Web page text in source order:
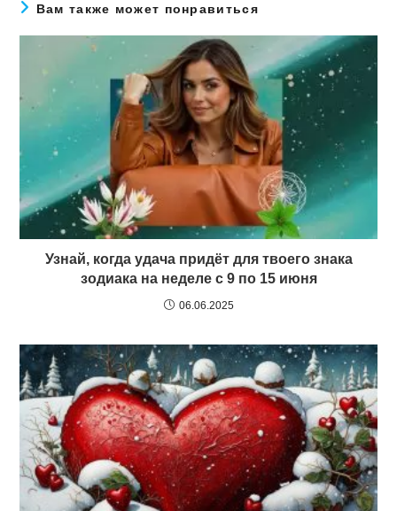
Вам также может понравиться
Узнай, когда удача придёт для твоего знака
зодиака на неделе с 9 по 15 июня
06.06.2025